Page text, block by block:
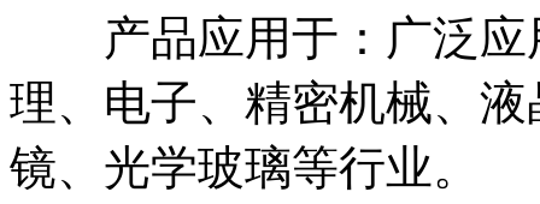
产品应用于：广泛应
理、电子、精密机械、
镜、光学玻璃等行业。